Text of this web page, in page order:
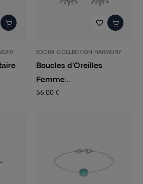
favorite_border
EDORA COLLECTION HARMONY
Boucles d'Oreilles
Femme...
56,00 €